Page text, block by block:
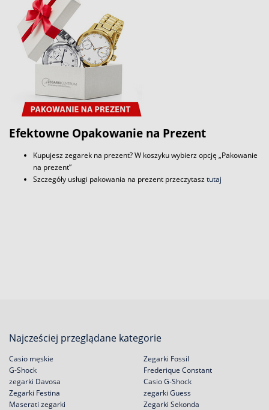
Efektowne Opakowanie na Prezent
Kupujesz zegarek na prezent? W koszyku wybierz opcję „Pakowanie
na prezent”
Szczegóły usługi pakowania na prezent przeczytasztutaj
Najcześciej przeglądane kategorie
Casio męskie
G-Shock
zegarki Davosa
Zegarki Festina
Zegarki Fossil
Frederique Constant
Casio G-Shock
zegarki Guess
Maserati zegarki
Zegarki Sekonda